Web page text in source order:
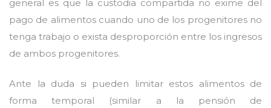
general es que la custodia compartida no exime del
pago de alimentos cuando uno de los progenitores no
tenga trabajo o exista desproporción entre los ingresos
de ambos progenitores.
Ante la duda si pueden limitar estos alimentos de
forma temporal (similar a la pensión de